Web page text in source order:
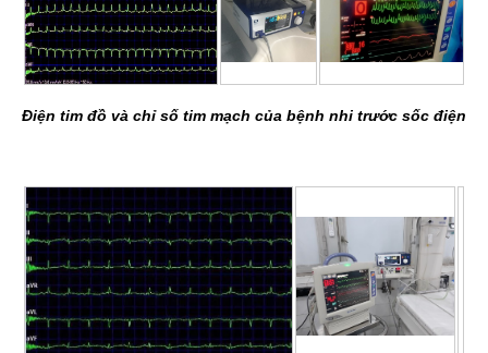
Điện tim đồ và chỉ số tim mạch của bệnh nhi trước sốc điện